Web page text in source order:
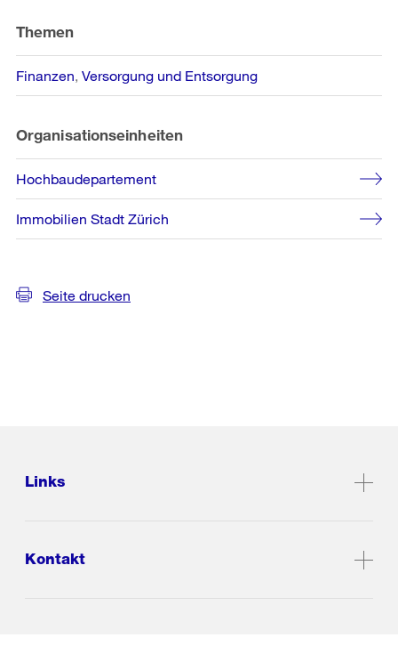
Informationen
Themen
Finanzen Versorgung und Entsorgung
Organisationseinheiten
Hochbaudepartement
Immobilien Stadt Zürich
Seite drucken
Links
Kontakt